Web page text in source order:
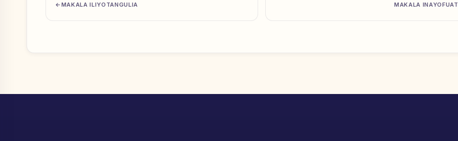
MAKALA ILIYOTANGULIA MAKALA